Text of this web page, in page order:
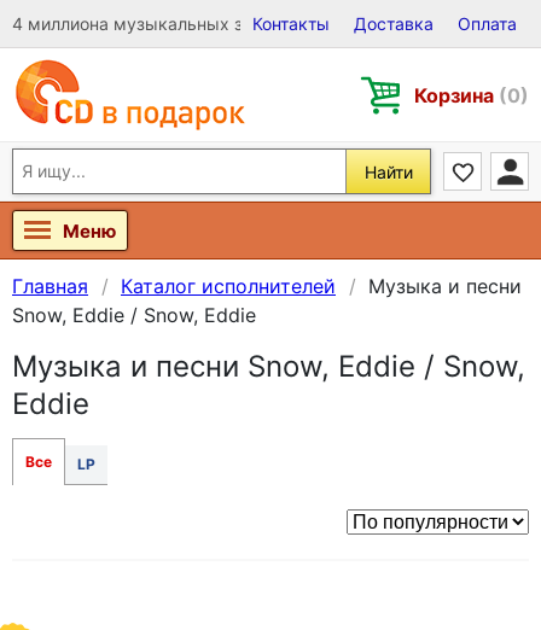
4 миллиона музыкальных записей на Виниле, CD и DVD
Контакты Доставка Оплата
Корзина (0)
Найти
Меню
Главная Каталог исполнителей
Музыка и песни
Snow, Eddie / Snow, Eddie
Музыка и песни Snow, Eddie / Snow,
Eddie
Все LP